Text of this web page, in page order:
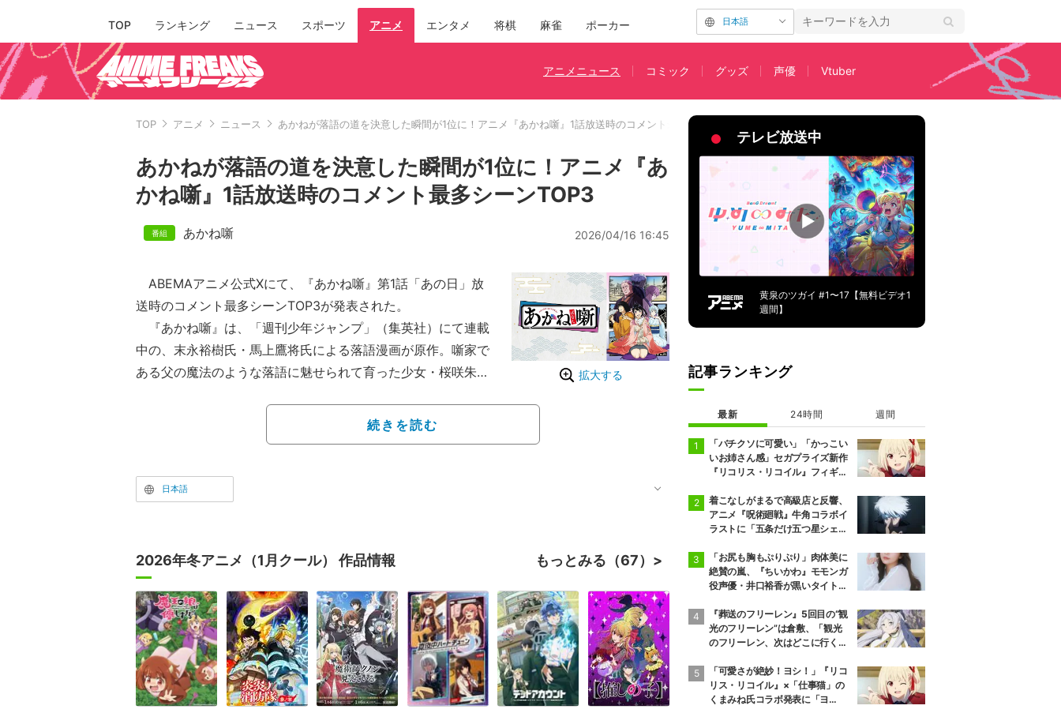
TOP ランキング ニュース スポーツ アニメ エンタメ 将棋 麻雀 ポーカー 日本語
アニメニュース コミック グッズ 声優 Vtuber
TOP アニメ ニュース あかねが落語の道を決意した瞬間が1位に！アニメ『あかね噺』1話放送時のコメント最多シーンTOP3
あかねが落語の道を決意した瞬間が1位に！アニメ『あ
かね噺』1話放送時のコメント最多シーンTOP3
あかね噺 2026/04/16 16:45
拡大する
ABEMAアニメ公式Xにて、『あかね噺』第1話「あの日」放
送時のコメント最多シーンTOP3が発表された。
『あかね噺』は、「週刊少年ジャンプ」（集英社）にて連載
中の、末永裕樹氏・馬上鷹将氏による落語漫画が原作。噺家で
ある父の魔法のような落語に魅せられて育った少女・桜咲朱音
の世界へと飛び込み、最高位“真打”を目指して成長していく本
格落語ストーリーである。
続きを読む
日本語
2026年冬アニメ（1月クール） 作品情報 もっとみる（67）
テレビ放送中
黄泉のツガイ #1〜17【無料ビデオ1
週間】
記事ランキング
最新 24時間 週間
「バチクソに可愛い」「かっこい
いお姉さん感」セガプライズ新作
『リコリス・リコイル』フィギュ
着こなしがまるで高級店と反響、
アニメ『呪術廻戦』牛角コラボイ
ラストに「五条だけ五つ星シェ
「お尻も胸もぷりぷり」肉体美に
絶賛の嵐、『ちいかわ』モモンガ
役声優・井口裕香が黒いタイトウ
『葬送のフリーレン』5回目の“観
光のフリーレン”は倉敷、「観光
のフリーレン、次はどこに行くの
「可愛さが絶妙！ヨシ！」『リコ
リス・リコイル』×「仕事猫」の
くまみね氏コラボ発表に「ヨ